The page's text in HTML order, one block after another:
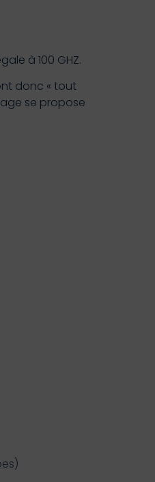
à 100 GHZ.
donc « tout
se propose